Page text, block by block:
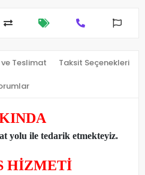
Teslimat Taksit Seçenekleri
yolu ile tedarik etmekteyiz.
HİZMETİ